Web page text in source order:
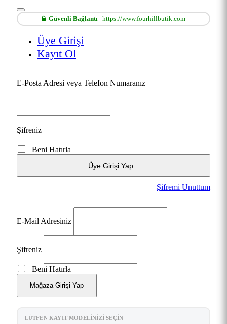
Güvenli Bağlantı https://www.fourhillbutik.com
Üye Girişi
Kayıt Ol
E-Posta Adresi veya Telefon Numaranız
Şifreniz
Beni Hatırla
Üye Girişi Yap
Şifremi Unuttum
E-Mail Adresiniz
Şifreniz
Beni Hatırla
Mağaza Girişi Yap
LÜTFEN KAYIT MODELINIZI SEÇIN